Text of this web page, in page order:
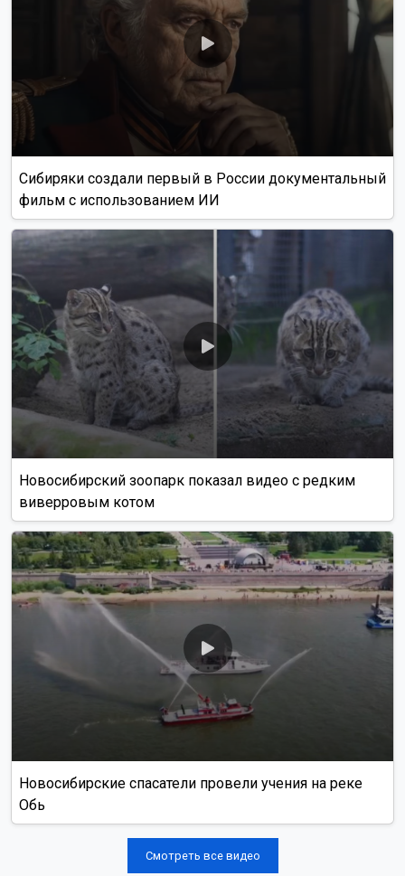
Сибиряки создали первый в России документальный
фильм с использованием ИИ
Новосибирский зоопарк показал видео с редким
виверровым котом
Новосибирские спасатели провели учения на реке
Обь
Смотреть все видео